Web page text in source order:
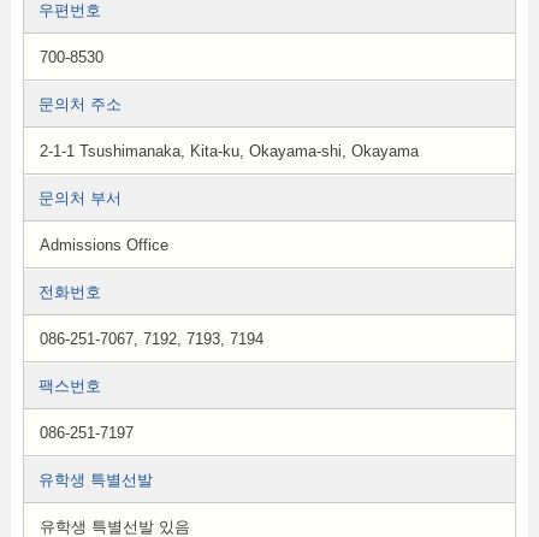
우편번호
700-8530
문의처 주소
2-1-1 Tsushimanaka, Kita-ku, Okayama-shi, Okayama
문의처 부서
Admissions Office
전화번호
086-251-7067, 7192, 7193, 7194
팩스번호
086-251-7197
유학생 특별선발
유학생 특별선발 있음